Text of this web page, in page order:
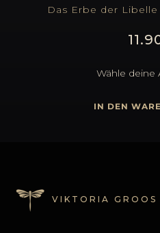
Das Erbe der
VIKTORIA GROOS